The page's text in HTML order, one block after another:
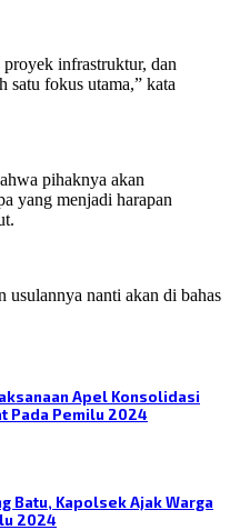
infrastruktur, dan
satu fokus utama,” kata
pihaknya akan
yang menjadi harapan
usulannya nanti akan di bahas
Apel Konsolidasi
Pada Pemilu 2024
Batu, Kapolsek Ajak Warga
2024